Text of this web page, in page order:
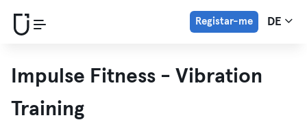
Registar-me DE
Impulse Fitness - Vibration
Training